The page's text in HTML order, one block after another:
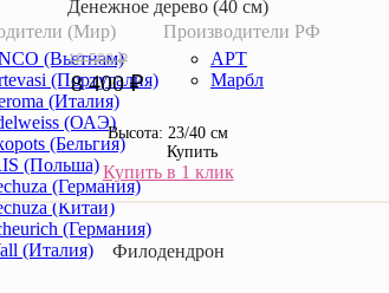
(Мир)
(Вьетнам)
(Португалия)
(Италия)
(ОАЭ)
(Бельгия)
(Польша)
(Германия)
(Китай)
(Германия)
(Италия)
Производители РФ
АРТ
Марбл
Денежное дерево (40 cм)
10 500 ₽
8 400 ₽
Высота: 23/40 см
Купить
Купить в 1 клик
Филодендрон